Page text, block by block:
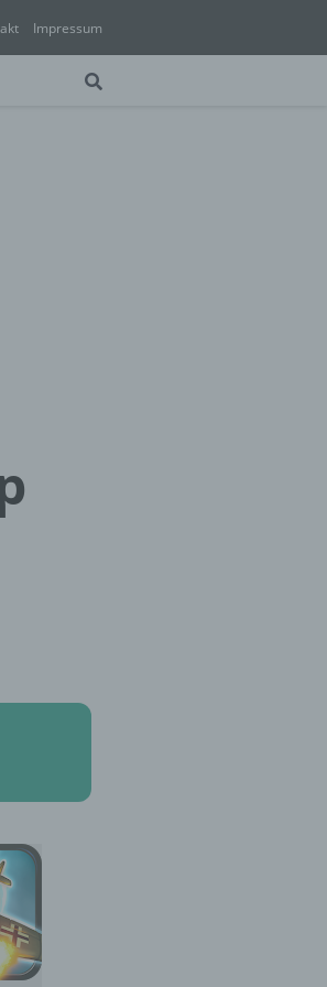
Impressum